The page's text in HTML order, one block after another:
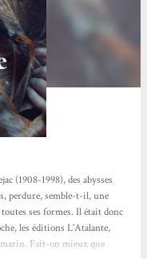
(1908-1998), des abysses
perdure, semble-t-il, une
ses formes. Il était donc
les éditions L'Atalante,
Fait-on mieux que